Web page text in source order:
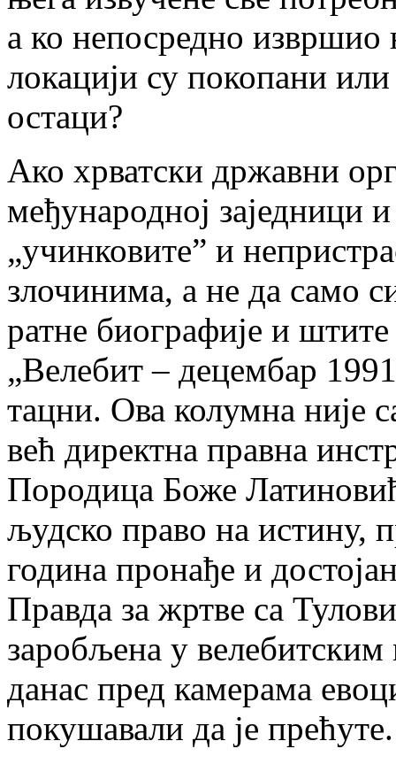
а ко непосредно извршио
локацији су покопани
остаци?
Ако хрватски државни
међународној заједници
„учинковите” и
злочинима, а не да само
ратне биографије и
„Велебит – децембар
тацни. Ова колумна није
већ директна правна
Породица Боже
људско право на истину,
година пронађе и
Правда за жртве са
заробљена у
данас пред камерама
покушавали да је прећуте.